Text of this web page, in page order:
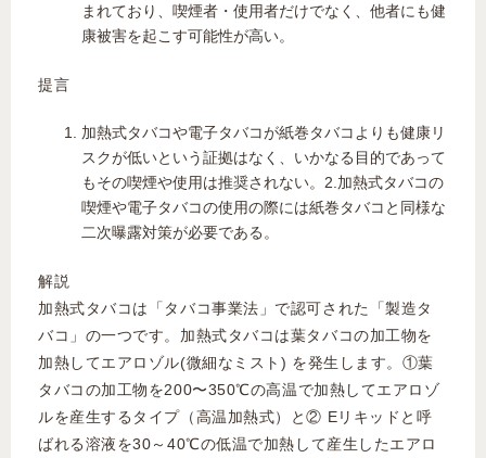
まれており、喫煙者・使用者だけでなく、他者にも健
康被害を起こす可能性が高い。
提言
加熱式タバコや電子タバコが紙巻タバコよりも健康リ
スクが低いという証拠はなく、いかなる目的であって
もその喫煙や使用は推奨されない。2.加熱式タバコの
喫煙や電子タバコの使用の際には紙巻タバコと同様な
二次曝露対策が必要である。
解説
加熱式タバコは「タバコ事業法」で認可された「製造タ
バコ」の一つです。加熱式タバコは葉タバコの加工物を
加熱してエアロゾル(微細なミスト) を発生します。①葉
タバコの加工物を200〜350℃の高温で加熱してエアロゾ
ルを産生するタイプ（高温加熱式）と② Eリキッドと呼
ばれる溶液を30～40℃の低温で加熱して産生したエアロ